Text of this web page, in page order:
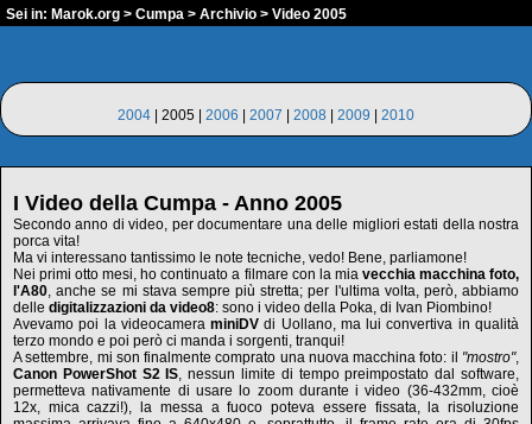
Sei in: Marok.org > Cumpa > Archivio > Video 2005
2004 | 2005 | 2006 2007 2008 2009 2010
I Video della Cumpa - Anno 2005
Secondo anno di video, per documentare una delle migliori estati della nostra
porca vita!
Ma vi interessano tantissimo le note tecniche, vedo! Bene, parliamone!
Nei primi otto mesi, ho continuato a filmare con la mia vecchia macchina foto,
l'A80, anche se mi stava sempre più stretta; per l'ultima volta, però, abbiamo
delle digitalizzazioni da video8: sono i video della Poka, di Ivan Piombino!
Avevamo poi la videocameraminiDV di Uollano, ma lui convertiva in qualità
terzo mondo e poi però ci manda i sorgenti, tranqui!
A settembre, mi son finalmente comprato una nuova macchina foto: il "mostro",
Canon PowerShot S2 IS, nessun limite di tempo preimpostato dal software,
permetteva nativamente di usare lo zoom durante i video (36-432mm, cioè
12x, mica cazzi!), la messa a fuoco poteva essere fissata, la risoluzione